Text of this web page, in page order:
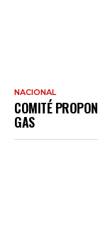
NACIONAL
COMITÉ
GAS